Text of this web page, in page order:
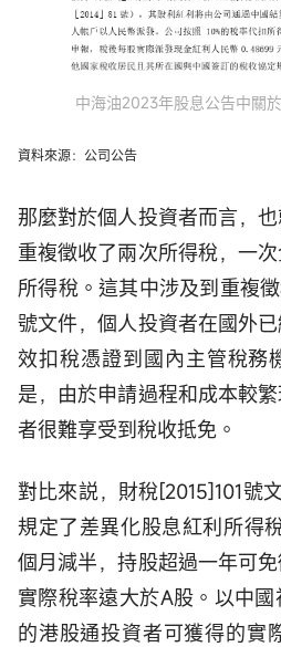
中海油2023年股息公告中關
資料來源：公司公告
那麼對於個人投資者而言，
重複徵收了兩次所得稅，一
所得稅。這其中涉及到重複
號文件，個人投資者在國外
效扣稅憑證到國內主管稅務
是，由於申請過程和成本較
者很難享受到稅收抵免。
對比來説，財稅[2015]101號
規定了差異化股息紅利所得
個月減半，持股超過一年可
實際稅率遠大於A股。以中
的港股通投資者可獲得的實